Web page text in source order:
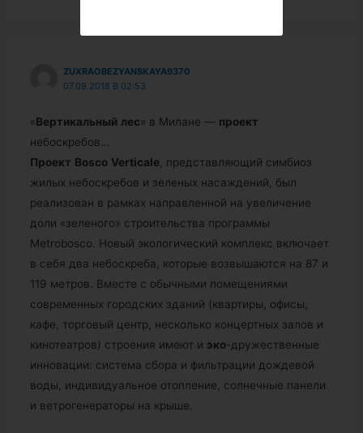
ZUXRAOBEZYANSKAYA9370
07.09.2018 В 02:53
«Вертикальный лес» в Милане — проект
небоскребов…
Проект Bosco Verticale, представляющий симбиоз
жилых небоскребов и зеленых насаждений, был
реализован в рамках направленной на увеличение
доли «зеленого» строительства программы
Metrobosco. Новый экологический комплекс включает
в себя два небоскреба, которые возвышаются на 87 и
119 метров. Вместе с обычными помещениями
современных городских зданий (квартиры, офисы,
кафе, торговый центр, несколько концертных залов и
кинотеатров) строения имеют и эко-дружественные
инновации: система сбора и фильтрации дождевой
воды, индивидуальное отопление, солнечные панели
и ветрогенераторы на крыше.